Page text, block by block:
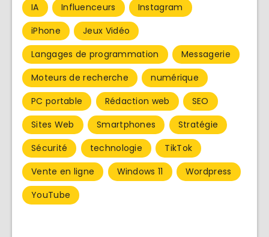
IA
Influenceurs
Instagram
iPhone
Jeux Vidéo
Langages de programmation
Messagerie
Moteurs de recherche
numérique
PC portable
Rédaction web
SEO
Sites Web
Smartphones
Stratégie
Sécurité
technologie
TikTok
Vente en ligne
Windows 11
Wordpress
YouTube